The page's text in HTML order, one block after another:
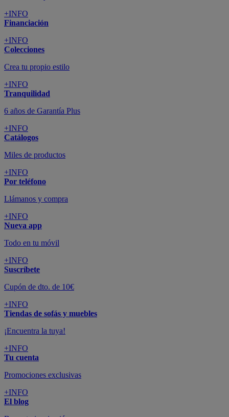
+INFO
Financiación
+INFO
Colecciones
Crea tu propio estilo
+INFO
Tranquilidad
6 años de Garantía Plus
+INFO
Catálogos
Miles de productos
+INFO
Por teléfono
Llámanos y compra
+INFO
Nueva app
Todo en tu móvil
+INFO
Suscríbete
Cupón de dto. de 10€
+INFO
Tiendas de sofás y muebles
¡Encuentra la tuya!
+INFO
Tu cuenta
Promociones exclusivas
+INFO
El blog